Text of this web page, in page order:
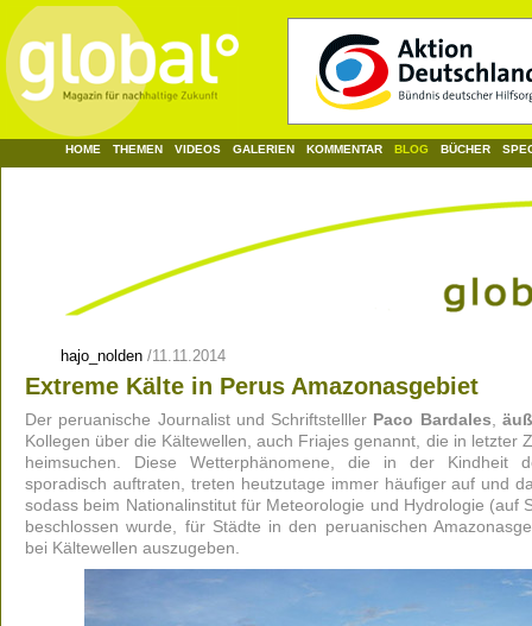
HOME THEMEN VIDEOS GALERIEN KOMMENTAR BLOG BÜCHER
hajo_nolden /11.11.2014
Extreme Kälte in Perus Amazonasgebiet
Der peruanische Journalist und Schriftstelller Paco Bardales
Kollegen über die Kältewellen, auch Friajes genannt, die in letzter
heimsuchen. Diese Wetterphänomene, die in der Kindheit
sporadisch auftraten, treten heutzutage immer häufiger auf und
sodass beim Nationalinstitut für Meteorologie und Hydrologie (auf
beschlossen wurde, für Städte in den peruanischen
bei Kältewellen auszugeben.